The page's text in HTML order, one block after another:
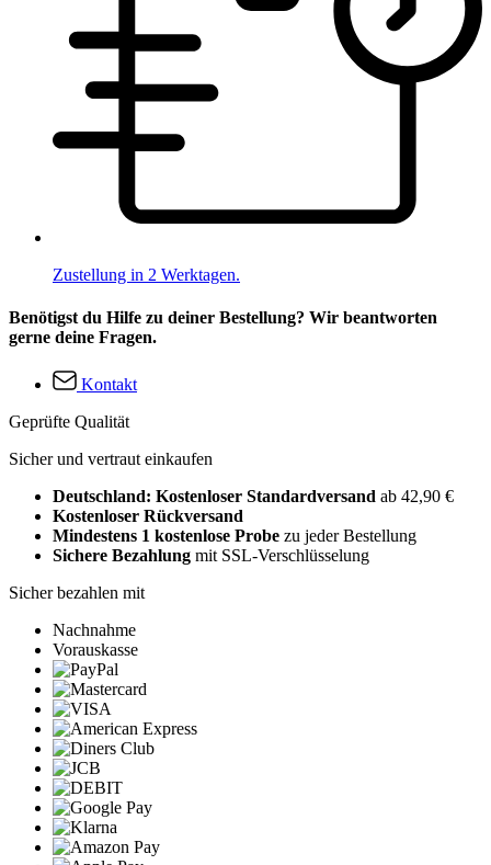
Zustellung in 2 Werktagen.
Benötigst du Hilfe zu deiner Bestellung? Wir beantworten
gerne deine Fragen.
Kontakt
Geprüfte Qualität
Sicher und vertraut einkaufen
Deutschland: Kostenloser Standardversand ab 42,90 €
Kostenloser Rückversand
Mindestens 1 kostenlose Probe zu jeder Bestellung
Sichere Bezahlung mit SSL-Verschlüsselung
Sicher bezahlen mit
Nachnahme
Vorauskasse